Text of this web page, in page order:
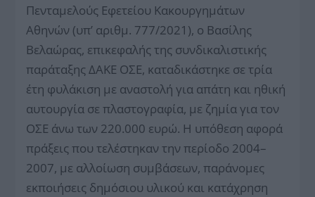
Πενταμελούς Εφετείου Κακουργημάτων
Αθηνών (υπ’ αριθμ. 777/2021), ο Βασίλης
Βελαώρας, επικεφαλής της συνδικαλιστικής
παράταξης ΔΑΚΕ ΟΣΕ, καταδικάστηκε σε τρία
έτη φυλάκιση με αναστολή για απάτη και ηθική
αυτουργία σε πλαστογραφία, με ζημία για τον
ΟΣΕ άνω των 220.000 ευρώ. Η υπόθεση αφορά
πράξεις που τελέστηκαν την περίοδο 2004–
2007, με αλλοίωση συμβάσεων, παράνομες
εκποιήσεις δημόσιου υλικού και κατάχρηση